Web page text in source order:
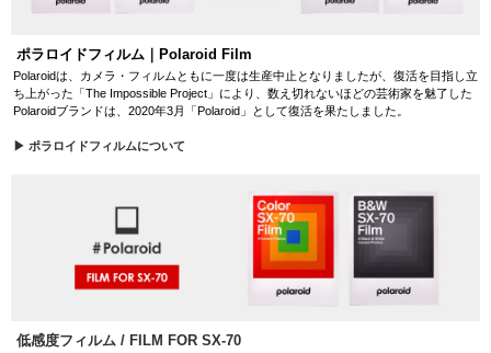
ポラロイドフィルム｜Polaroid Film
Polaroidは、カメラ・フィルムともに一度は生産中止となりましたが、復活を目指し立
ち上がった「The Impossible Project」により、数え切れないほどの芸術家を魅了した
Polaroidブランドは、2020年3月「Polaroid」として復活を果たしました。
▶ ポラロイドフィルムについて
低感度フィルム / FILM FOR SX-70